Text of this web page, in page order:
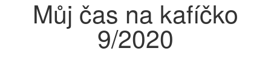
Můj čas na kafíčko
9/2020